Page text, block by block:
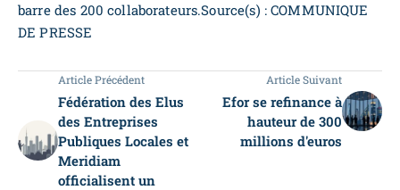
barre des 200 collaborateurs.Source(s) : COMMUNIQUE
DE PRESSE
Article Précédent
Fédération des Elus
des Entreprises
Publiques Locales et
Meridiam
officialisent un
Article Suivant
Efor se refinance à
hauteur de 300
millions d'euros